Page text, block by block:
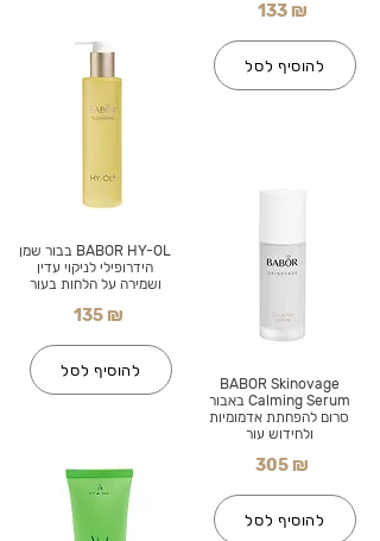
BABOR HY-OL בבור שמן
הידרופילי לניקוי עדין
ושמירה על הלחות בעור
135 ₪
להוסיף לסל
133 ₪
להוסיף לסל
BABOR Skinovage
Calming Serum באבור
סרום להפחתת אדמומיות
ולחידוש עור
305 ₪
להוסיף לסל